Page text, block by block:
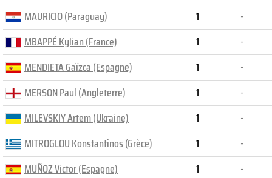
MAURICIO (Paraguay)
MBAPPÉ Kylian (France)
MENDIETA Gaïzca (Espagne)
MERSON Paul (Angleterre)
MILEVSKIY Artem (Ukraine)
MITROGLOU Konstantinos (Grèce)
MUÑOZ Victor (Espagne)
1
-
1
-
1
-
1
-
1
-
1
-
1
-